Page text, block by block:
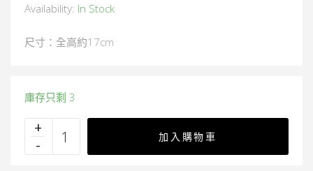
Availability: In Stock
尺寸：全高約17cm
庫存只剩 3
加入購物車